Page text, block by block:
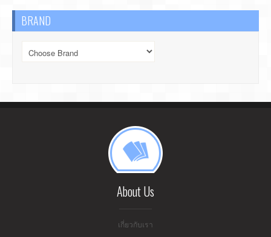
BRAND
About Us
เกี่ยวกับเรา